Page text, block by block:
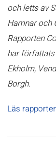
och letts av
Hamnar och
Rapporten
har
Ekholm,
Borgh.
Läs